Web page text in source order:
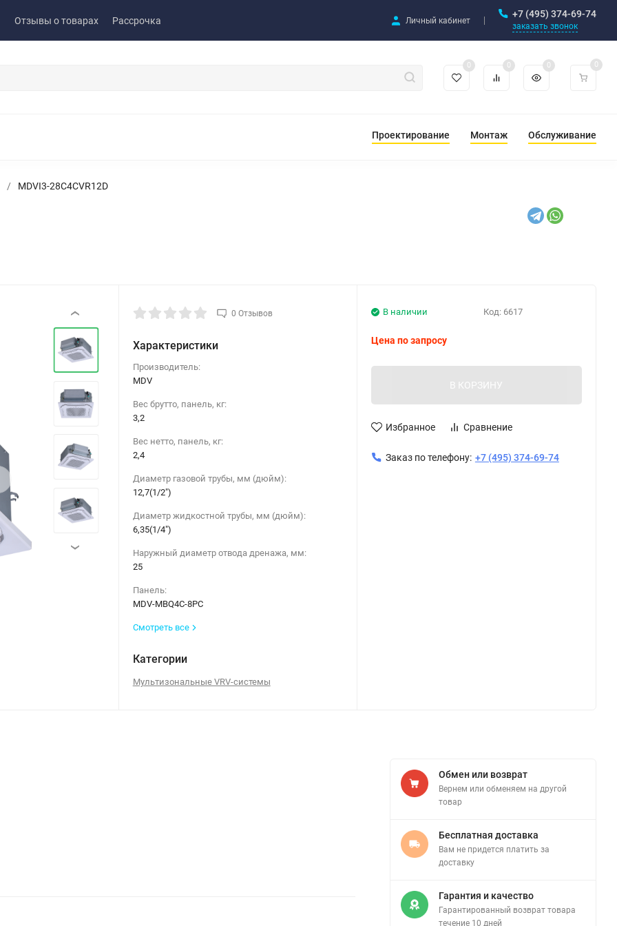
Отзывы о товарах Рассрочка Личный кабинет
+7 (495) 374-69-74
заказать звонок
0 0 0 0
Проектирование Монтаж Обслуживание
/ MDVI3-28C4CVR12D
‹
›
0 Отзывов
Характеристики
Производитель:
MDV
Вес брутто, панель, кг:
3,2
Вес нетто, панель, кг:
2,4
Диаметр газовой трубы, мм (дюйм):
12,7(1/2")
Диаметр жидкостной трубы, мм (дюйм):
6,35(1/4")
Наружный диаметр отвода дренажа, мм:
25
Панель:
MDV-MBQ4C-8PC
Смотреть все
Категории
Мультизональные VRV-системы
Код: 6617
В наличии
Цена по запросу
В КОРЗИНУ
Избранное Сравнение
Заказ по телефону: +7 (495) 374-69-74
Обмен или возврат
Вернем или обменяем на другой
товар
Бесплатная доставка
Вам не придется платить за
доставку
Гарантия и качество
Гарантированный возврат товара
течение 10 дней